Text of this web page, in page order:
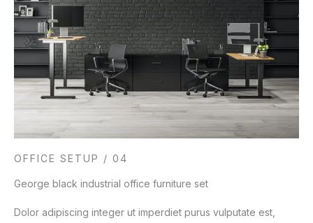
OFFICE SETUP / 04
George black industrial office furniture set
Dolor adipiscing integer ut imperdiet purus vulputate est,